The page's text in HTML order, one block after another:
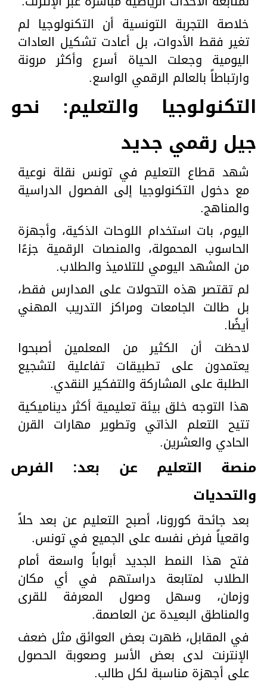
خلاصة التجربة التونسية أن التكنولوجيا لم
تغير فقط الأدوات، بل أعادت تشكيل العادات
اليومية وجعلت الحياة أسرع وأكثر مرونة
وارتباطاً بالعالم الرقمي الواسع.
التكنولوجيا والتعليم: نحو
جيل رقمي جديد
شهد قطاع التعليم في تونس نقلة نوعية
مع دخول التكنولوجيا إلى الفصول الدراسية
والمناهج.
اليوم، بات استخدام اللوحات الذكية، وأجهزة
الحاسوب المحمولة، والمنصات الرقمية جزءًا
من المشهد اليومي للتلاميذ والطلاب.
لم تقتصر هذه التحولات على المدارس فقط،
بل طالت الجامعات ومراكز التدريب المهني
أيضًا.
لاحظت أن الكثير من المعلمين أصبحوا
يعتمدون على تطبيقات تفاعلية لتشجيع
الطلبة على المشاركة والتفكير النقدي.
هذا التوجه خلق بيئة تعليمية أكثر ديناميكية
تتيح التعلم الذاتي وتطوير مهارات القرن
الحادي والعشرين.
منصة التعليم عن بعد: الفرص
والتحديات
بعد جائحة كورونا، أصبح التعليم عن بعد حلاً
واقعياً فرض نفسه على الجميع في تونس.
فتح هذا النمط الجديد أبواباً واسعة أمام
الطلاب لمتابعة دراستهم في أي مكان
وزمان، وسهل وصول المعرفة للقرى
والمناطق البعيدة عن العاصمة.
في المقابل، ظهرت بعض العوائق مثل ضعف
الإنترنت لدى بعض الأسر وصعوبة الحصول
على أجهزة مناسبة لكل طالب.